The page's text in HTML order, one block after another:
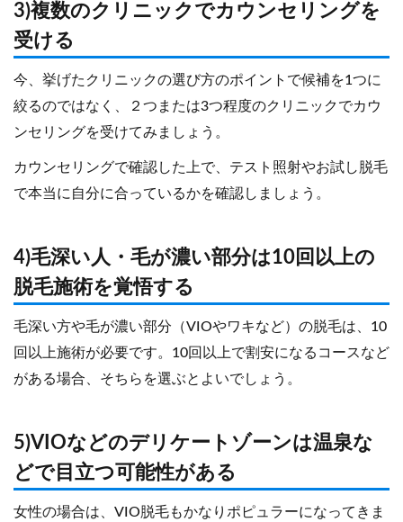
3)複数のクリニックでカウンセリングを
受ける
今、挙げたクリニックの選び方のポイントで候補を1つに
絞るのではなく、２つまたは3つ程度のクリニックでカウ
ンセリングを受けてみましょう。
カウンセリングで確認した上で、テスト照射やお試し脱毛
で本当に自分に合っているかを確認しましょう。
4)毛深い人・毛が濃い部分は10回以上の
脱毛施術を覚悟する
毛深い方や毛が濃い部分（VIOやワキなど）の脱毛は、10
回以上施術が必要です。10回以上で割安になるコースなど
がある場合、そちらを選ぶとよいでしょう。
5)VIOなどのデリケートゾーンは温泉な
どで目立つ可能性がある
女性の場合は、VIO脱毛もかなりポピュラーになってきま